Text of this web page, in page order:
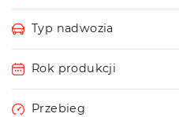
Typ nadwozia
Rok produkcji
Przebieg